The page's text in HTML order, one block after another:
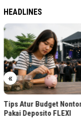
HEADLINES
«
Tips Atur Budget
Pakai Deposito FLEXI